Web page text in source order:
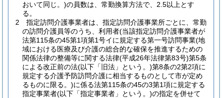
おいて同じ。)の員数は、常勤換算方法で、2.5以上とす
る。
2
指定訪問介護事業者は、指定訪問介護事業所ごとに、常勤
の訪問介護員等のうち、利用者(当該指定訪問介護事業者が
法第115条の45第1項第1号イに規定する第一号訪問事業(地
域における医療及び介護の総合的な確保を推進するための
関係法律の整備等に関する法律(平成26年法律第83号)第5条
による改正前の法(以下「旧法」という。)第8条の2第2項に
規定する介護予防訪問介護に相当するものとして市が定め
るものに限る。)に係る法第115条の45の3第1項に規定する
指定事業者(以下「指定事業者」という。)の指定を併せて